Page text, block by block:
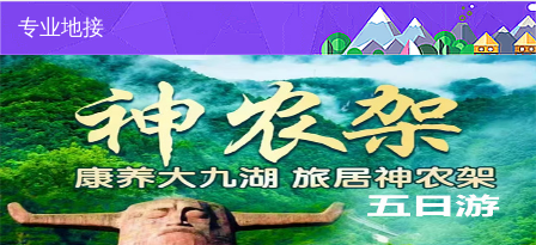
专业地接